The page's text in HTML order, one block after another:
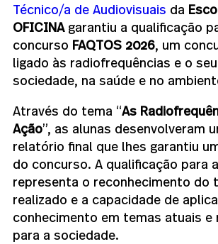
Técnico/a de Audiovisuais da
OFICINAgarantiu a qualificação
concurso FAQTOS 2026, um
ligado às radiofrequências e o
sociedade, na saúde e no
Através do tema “As
Ação”, as alunas desenvolveram
relatório final que lhes garantiu
do concurso. A qualificação para
representa o reconhecimento do
realizado e a capacidade de
conhecimento em temas atuais e
para a sociedade.